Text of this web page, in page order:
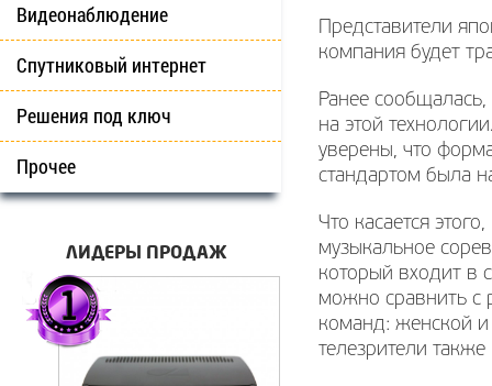
Видеонаблюдение
Спутниковый интернет
Решения под ключ
Прочее
ЛИДЕРЫ ПРОДАЖ
Представители
компания будет
Ранее
на этой
уверены, что
стандартом была
Что касается
музыкальное
который входит в
можно сравнить с
команд: женской
телезрители